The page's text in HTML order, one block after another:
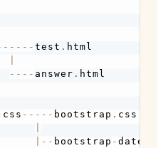
- - - - -test .
- - - - answer .
css - - - - - bootstrap . css
- - bootstrap -